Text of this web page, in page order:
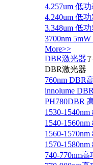
4.257um 低
4.240um 低
3.348um 低
3700nm
More>>
DBR激光器
DBR激光器
760nm DBR
innolume
PH780DBR
1530-
1540-
1560-
1570-
740-770nm